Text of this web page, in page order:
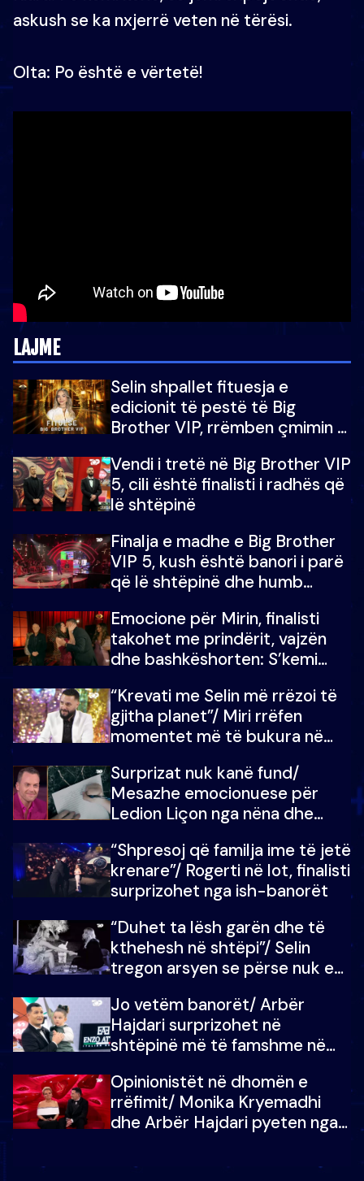
askush se ka nxjerrë veten në tërësi.
Olta: Po është e vërtetë!
LAJME
Selin shpallet fituesja e
edicionit të pestë të Big
Brother VIP, rrëmben çmimin e
Vendi i tretë në Big Brother VIP
5, cili është finalisti i radhës që
lë shtëpinë
Finalja e madhe e Big Brother
VIP 5, kush është banori i parë
që lë shtëpinë dhe humb
çmimin e madh
Emocione për Mirin, finalisti
takohet me prindërit, vajzën
dhe bashkëshorten: S’kemi
“Krevati me Selin më rrëzoi të
gjitha planet”/ Miri rrëfen
momentet më të bukura në
mungojë zilja e mëngjesit kur…
Surprizat nuk kanë fund/
Mesazhe emocionuese për
Ledion Liçon nga nëna dhe
mban dot lotët: Nuk meritoj…
“Shpresoj që familja ime të jetë
krenare”/ Rogerti në lot, finalisti
surprizohet nga ish-banorët
“Duhet ta lësh garën dhe të
kthehesh në shtëpi”/ Selin
tregon arsyen se përse nuk e
çoja luftën time deri në fund
Jo vetëm banorët/ Arbër
Hajdari surprizohet në
shtëpinë më të famshme në
vajzën e tij
Opinionistët në dhomën e
rrëfimit/ Monika Kryemadhi
dhe Arbër Hajdari pyeten nga
zëvendësonit njëri-tjetrin?